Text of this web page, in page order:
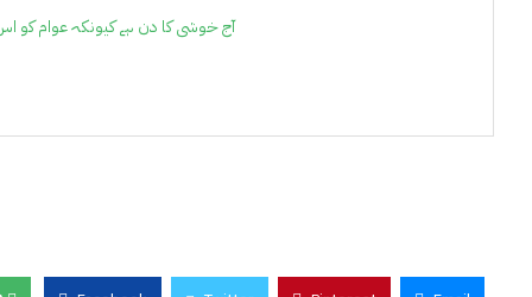
آج خوشی کا دن ہے کیونکہ عوام کو